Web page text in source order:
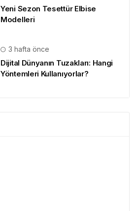
Yeni Sezon Tesettür Elbise
Modelleri
3 hafta önce
Dijital Dünyanın Tuzakları: Hangi
Yöntemleri Kullanıyorlar?